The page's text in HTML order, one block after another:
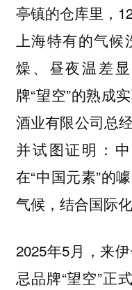
亭镇的仓库里，
上海特有的气候
燥、昼夜温差
牌“望空”的熟成
酒业有限公司总
并试图证明：
在“中国元素”的
气候，结合国际
2025年5月，来
忌品牌“望空”正